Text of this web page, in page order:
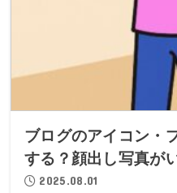
ブログのアイコン・
する？顔出し写真が
2025.08.01